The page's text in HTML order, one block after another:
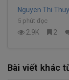
Nguyen Thi
5 phút đọc
2.9K 2
Bài viết khác